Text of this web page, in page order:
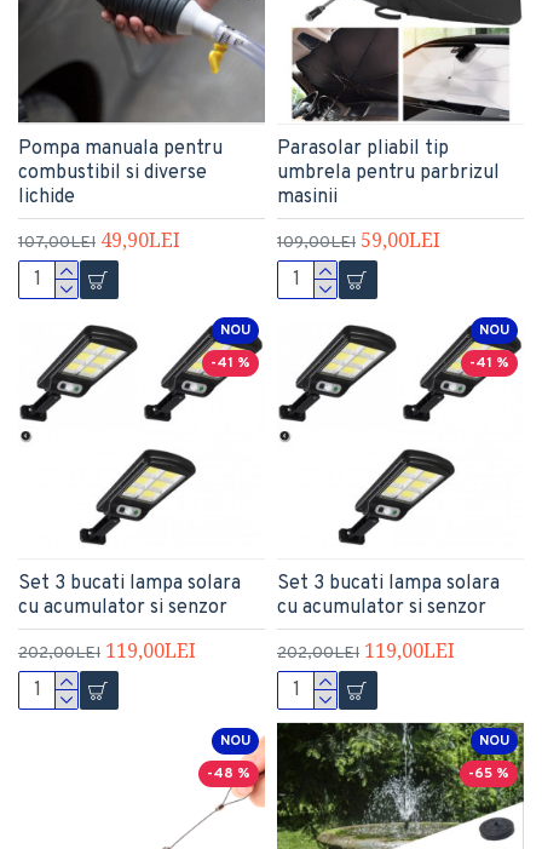
Pompa manuala pentru
combustibil si diverse
lichide
107,00LEI 49,90LEI
Parasolar pliabil tip
umbrela pentru parbrizul
masinii
109,00LEI 59,00LEI
NOU
-41 %
Set 3 bucati lampa solara
cu acumulator si senzor
202,00LEI 119,00LEI
NOU
-41 %
Set 3 bucati lampa solara
cu acumulator si senzor
202,00LEI 119,00LEI
NOU
-48 %
NOU
-65 %